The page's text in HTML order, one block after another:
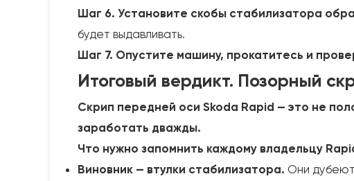
Шаг 6. Установите скобы стабилизатора
будет выдавливать.
Шаг 7. Опустите машину, прокатитесь и
Итоговый вердикт. Позорный
Скрип передней оси Skoda Rapid — это не
заработать дважды.
Что нужно запомнить каждому владельцу
Виновник — втулки стабилизатора. Они